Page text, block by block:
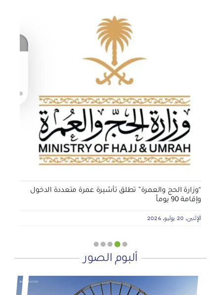
الجمعية الخيرية للخدمات الاجتماعية بنجران تنفذ مشروعي
تأثيث المنازل وسداد الإيجارات بدعم من منصة ديم للمنح
التنموي
الأربعاء, 29 يوليو, 2026
“وزارة الحج والعمرة” تطلق تأشيرة عمرة متعددة الدخول
وإقامة 90 يوماً
الإثنين, 20 يوليو, 2026
أجتاحني الخريف .. و أعادني الربيع
ألبوم الصور